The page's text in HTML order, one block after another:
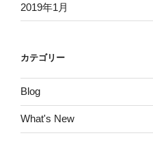
2019年1月
カテゴリー
Blog
What's New